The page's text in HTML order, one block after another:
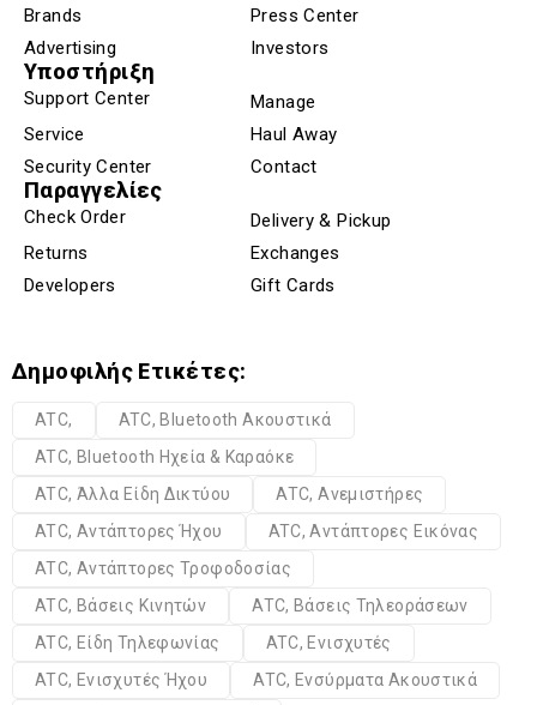
Brands
Press Center
Advertising
Investors
Υποστήριξη
Support Center
Manage
Service
Haul Away
Security Center
Contact
Παραγγελίες
Check Order
Delivery & Pickup
Returns
Exchanges
Developers
Gift Cards
Δημοφιλής Ετικέτες:
ATC,
ATC, Bluetooth Ακουστικά
ATC, Bluetooth Ηχεία & Καραόκε
ATC, Άλλα Είδη Δικτύου
ATC, Ανεμιστήρες
ATC, Αντάπτορες Ήχου
ATC, Αντάπτορες Εικόνας
ATC, Αντάπτορες Τροφοδοσίας
ATC, Βάσεις Κινητών
ATC, Βάσεις Τηλεοράσεων
ATC, Είδη Τηλεφωνίας
ATC, Ενισχυτές
ATC, Ενισχυτές Ήχου
ATC, Ενσύρματα Ακουστικά